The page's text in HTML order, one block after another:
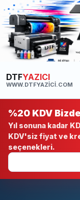
DTFYAZICI
WWW.DTFYAZICI.COM
%20 KDV
Yıl sonuna kadar
KDV'siz fiyat ve
seçenekleri.